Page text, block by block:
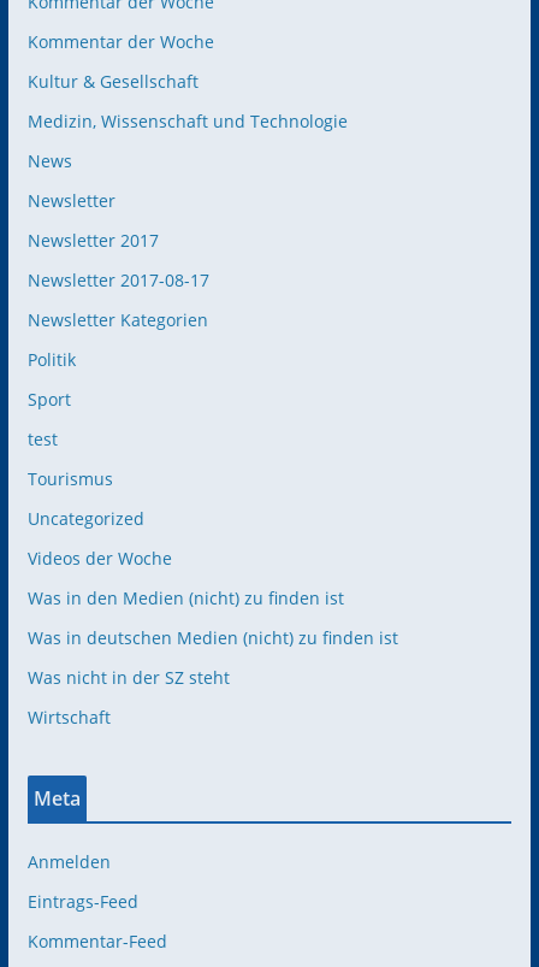
Kommentar der Woche
Kultur & Gesellschaft
Medizin, Wissenschaft und Technologie
News
Newsletter
Newsletter 2017
Newsletter 2017-08-17
Newsletter Kategorien
Politik
Sport
test
Tourismus
Uncategorized
Videos der Woche
Was in den Medien (nicht) zu finden ist
Was in deutschen Medien (nicht) zu finden ist
Was nicht in der SZ steht
Wirtschaft
Meta
Anmelden
Eintrags-Feed
Kommentar-Feed